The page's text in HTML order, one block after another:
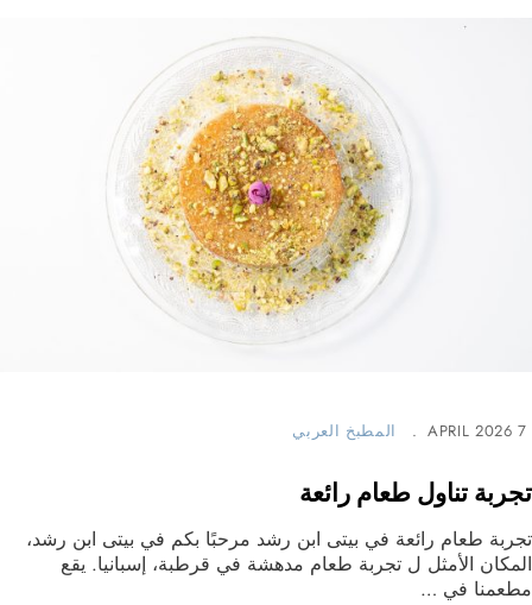
7 APRIL 2026 المطبخ العربي
تجربة تناول طعام رائعة
تجربة طعام رائعة في بيتى ابن رشد مرحبًا بكم في بيتى ابن رشد،
المكان الأمثل ل تجربة طعام مدهشة في قرطبة، إسبانيا. يقع
مطعمنا في …